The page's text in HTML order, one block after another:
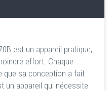
est un appareil pratique,
effort. Chaque
que sa conception a fait
un appareil qui nécessite